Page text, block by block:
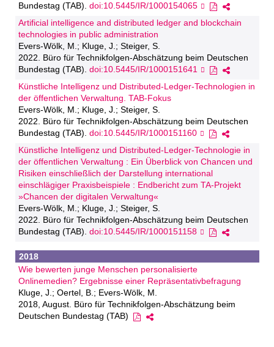
Bundestag (TAB). doi:10.5445/IR/1000154065
Artificial intelligence and distributed ledger and blockchain
technologies in public administration
Evers-Wölk, M.; Kluge, J.; Steiger, S.
2022. Büro für Technikfolgen-Abschätzung beim Deutschen
Bundestag (TAB). doi:10.5445/IR/1000151641
Künstliche Intelligenz und Distributed-Ledger-Technologien in
der öffentlichen Verwaltung. TAB-Fokus
Evers-Wölk, M.; Kluge, J.; Steiger, S.
2022. Büro für Technikfolgen-Abschätzung beim Deutschen
Bundestag (TAB). doi:10.5445/IR/1000151160
Künstliche Intelligenz und Distributed-Ledger-Technologie in
der öffentlichen Verwaltung : Ein Überblick von Chancen und
Risiken einschließlich der Darstellung international
einschlägiger Praxisbeispiele : Endbericht zum TA-Projekt
»Chancen der digitalen Verwaltung«
Evers-Wölk, M.; Kluge, J.; Steiger, S.
2022. Büro für Technikfolgen-Abschätzung beim Deutschen
Bundestag (TAB). doi:10.5445/IR/1000151158
2018
Wie bewerten junge Menschen personalisierte
Onlinemedien? Ergebnisse einer Repräsentativbefragung
Kluge, J.; Oertel, B.; Evers-Wölk, M.
2018, August. Büro für Technikfolgen-Abschätzung beim
Deutschen Bundestag (TAB)